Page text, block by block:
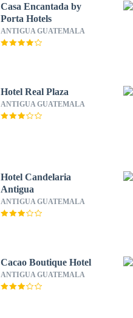
Casa Encantada by
Porta Hotels
ANTIGUA GUATEMALA
Hotel Real Plaza
ANTIGUA GUATEMALA
Hotel Candelaria
Antigua
ANTIGUA GUATEMALA
Cacao Boutique Hotel
ANTIGUA GUATEMALA